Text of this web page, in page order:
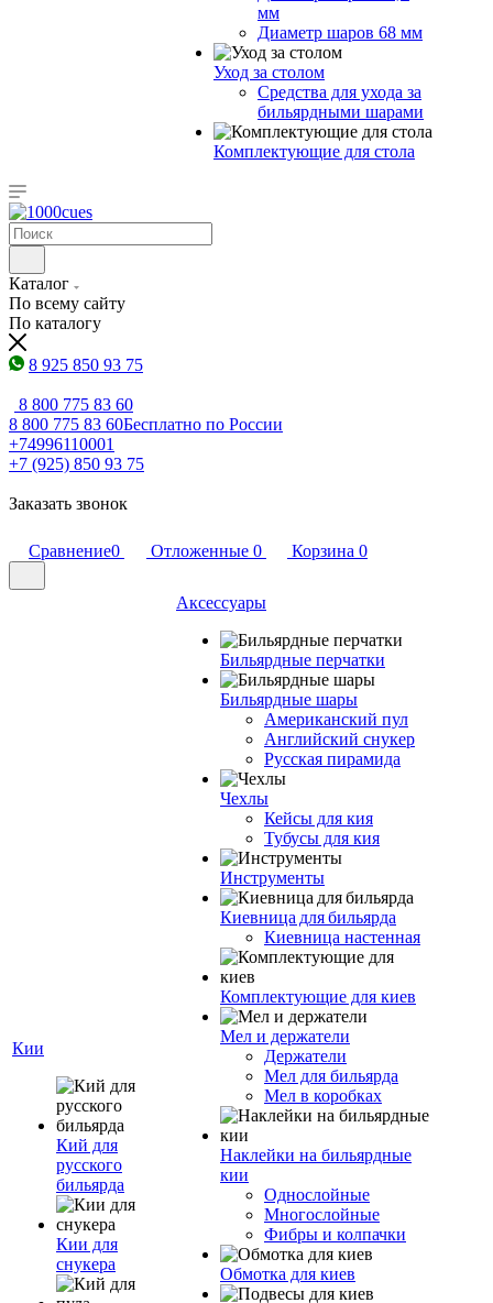
мм
Диаметр шаров 68 мм
Уход за столом
Средства для ухода за
бильярдными шарами
Комплектующие для стола
Каталог
По всему сайту
По каталогу
8 925 850 93 75
8 800 775 83 60
8 800 775 83 60Бесплатно по России
+74996110001
+7 (925) 850 93 75
Заказать звонок
Сравнение0 Отложенные 0 Корзина 0
Кии
Кий для
русского
бильярда
Кии для
снукера
Аксессуары
Бильярдные перчатки
Бильярдные шары
Американский пул
Английский снукер
Русская пирамида
Чехлы
Кейсы для кия
Тубусы для кия
Инструменты
Киевница для бильярда
Киевница настенная
Комплектующие для киев
Мел и держатели
Держатели
Мел для бильярда
Мел в коробках
Наклейки на бильярдные
кии
Однослойные
Многослойные
Фибры и колпачки
Обмотка для киев